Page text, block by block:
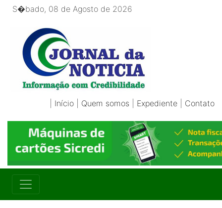
S�bado, 08 de Agosto de 2026
Início Quem somos Expediente Contato